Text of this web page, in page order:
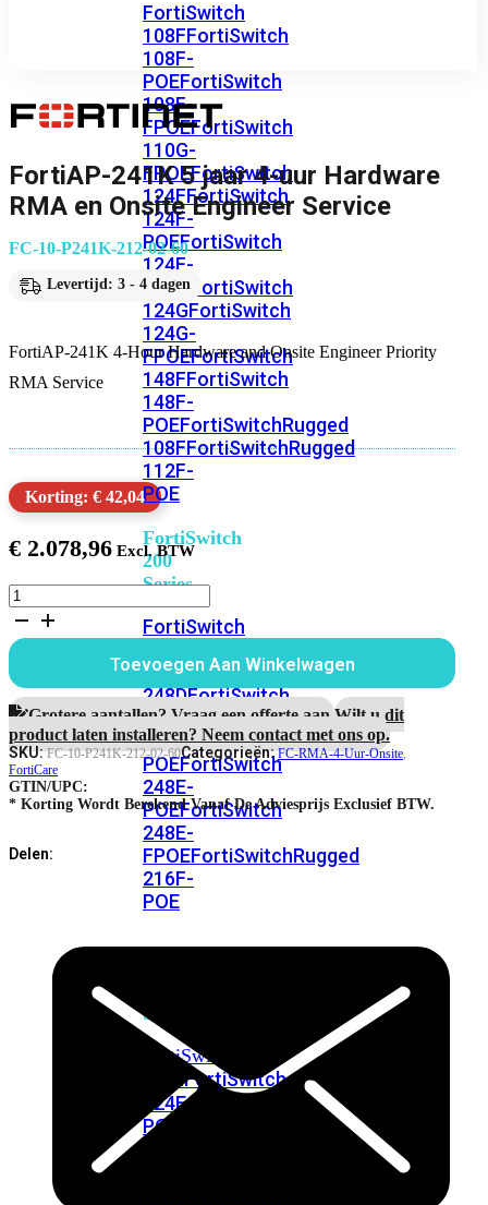
FortiSwitch
108FFortiSwitch
108F-
POEFortiSwitch
108F-
FPOEFortiSwitch
110G-
FPOEFortiSwitch
124FFortiSwitch
124F-
POEFortiSwitch
124F-
FPOE FortiSwitch
124GFortiSwitch
124G-
FPOEFortiSwitch
148FFortiSwitch
148F-
POEFortiSwitchRugged
108FFortiSwitchRugged
112F-
POE
FortiSwitch
200
Series
FortiSwitch
FPOEFortiSwitch
248DFortiSwitch
224EFortiswitch
224E-
POEFortiSwitch
248E-
POEFortiSwitch
248E-
FPOEFortiSwitchRugged
216F-
POE
Series
FortiSwitch
424EFortiSwitch
424E-
POE
FortiAP-241K 5 jaar 4-uur Hardware
RMA en Onsite Engineer Service
FC-10-P241K-212-02-60
Levertijd: 3 - 4 dagen
FortiAP-241K 4-Hour Hardware and Onsite Engineer Priority
RMA Service
Korting: € 42,04
€ 2.078,96
FortiAP-
241K
jaar
4-
uur
Hardware
RMA
en
Onsite
Engineer
Service
Toevoegen Aan Winkelwagen
Grotere aantallen? Vraag een offerte aan.Wilt u dit
product laten installeren? Neem contact met ons op.
SKU:FC-10-P241K-212-02-60Categorieën:FC-RMA-4-Uur-Onsite,
FortiCare
GTIN/UPC:
* Korting Wordt Berekend Vanaf De Adviesprijs Exclusief BTW.
Delen: